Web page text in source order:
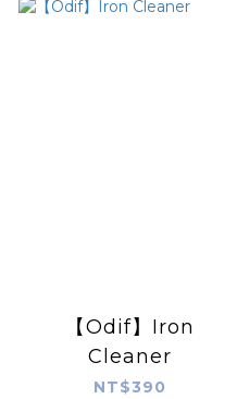
【Odif】Iron
Cleaner
NT$390